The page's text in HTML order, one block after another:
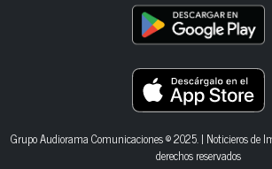
Grupo Audiorama Comunicaciones © 2025. | Noticieros de
derechos reservados